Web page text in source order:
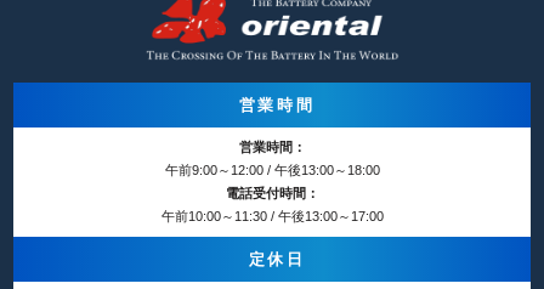
営業時間
営業時間：
午前9:00～12:00 / 午後13:00～18:00
電話受付時間：
午前10:00～11:30 / 午後13:00～17:00
定休日